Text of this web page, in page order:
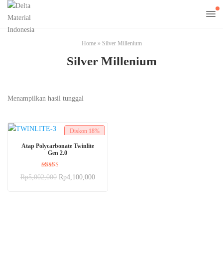
Home» Silver Millenium
Silver Millenium
Menampilkan hasil tunggal
Diskon 18%
Atap Polycarbonate Twinlite
Gen 2.0
Dinilai
5.00
Rp5,002,000 Rp4,100,000